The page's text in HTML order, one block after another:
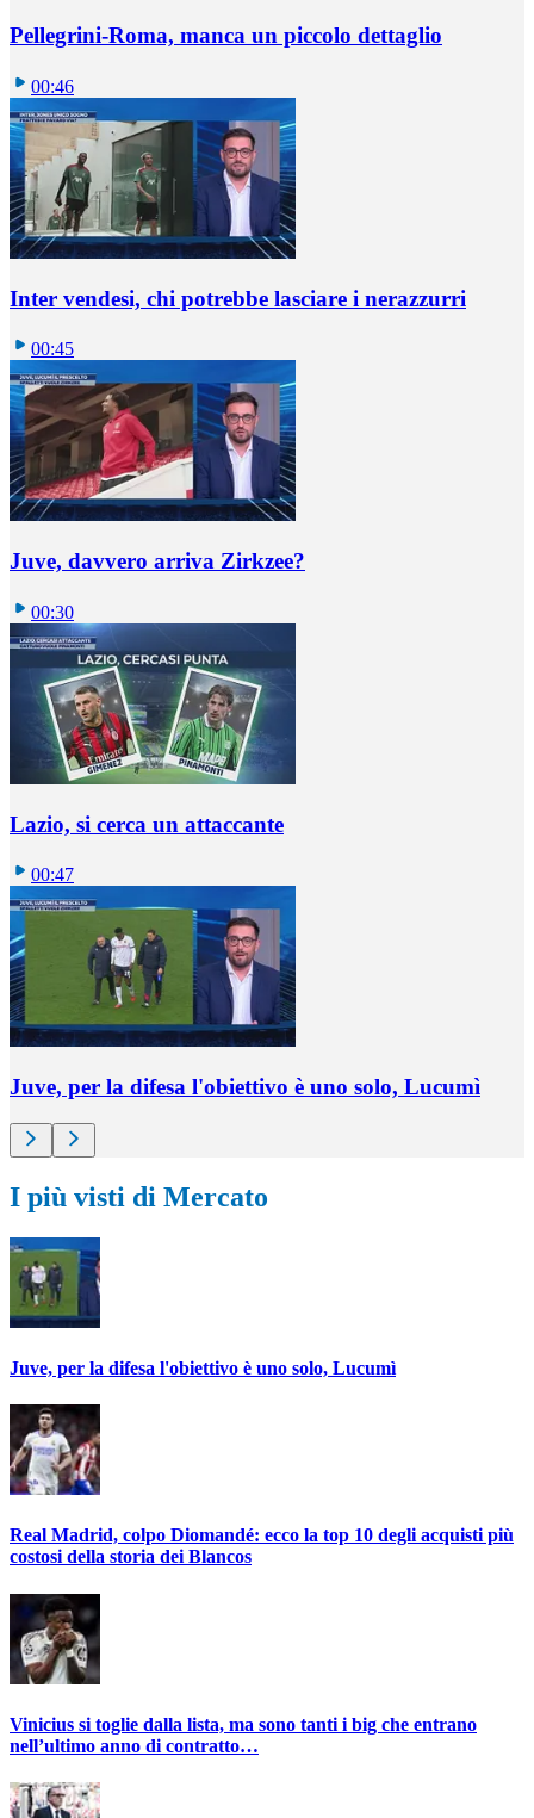
Pellegrini-Roma, manca un piccolo dettaglio
00:46
Inter vendesi, chi potrebbe lasciare i nerazzurri
00:45
Juve, davvero arriva Zirkzee?
00:30
Lazio, si cerca un attaccante
00:47
Juve, per la difesa l'obiettivo è uno solo, Lucumì
I più visti di Mercato
Juve, per la difesa l'obiettivo è uno solo, Lucumì
Real Madrid, colpo Diomandé: ecco la top 10 degli acquisti più
costosi della storia dei Blancos
Vinicius si toglie dalla lista, ma sono tanti i big che entrano
nell’ultimo anno di contratto…